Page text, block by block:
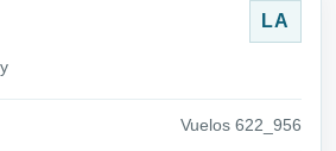
LA
Vuelos 622_956